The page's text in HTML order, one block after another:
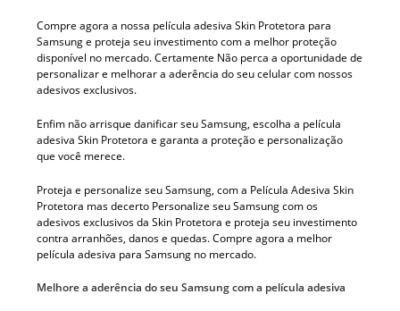
Compre agora a nossa película adesiva Skin Protetora para
Samsung e proteja seu investimento com a melhor proteção
disponível no mercado. Certamente Não perca a oportunidade de
personalizar e melhorar a aderência do seu celular com nossos
adesivos exclusivos.
Enfim não arrisque danificar seu Samsung, escolha a película
adesiva Skin Protetora e garanta a proteção e personalização
que você merece.
Proteja e personalize seu Samsung, com a Película Adesiva Skin
Protetora mas decerto Personalize seu Samsung com os
adesivos exclusivos da Skin Protetora e proteja seu investimento
contra arranhões, danos e quedas. Compre agora a melhor
película adesiva para Samsung no mercado.
Melhore a aderência do seu Samsung com a película adesiva